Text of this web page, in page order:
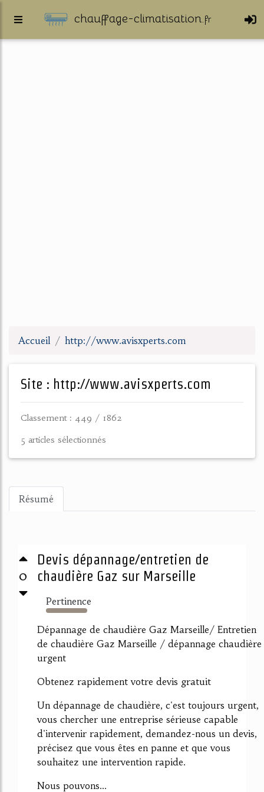
chauffage-climatisation.fr
Accueil http://www.avisxperts.com
Site : http://www.avisxperts.com
Classement : 449 / 1862
5 articles sélectionnés
Résumé
0
Devis dépannage/entretien de
chaudière Gaz sur Marseille
Pertinence
2578%
Dépannage de chaudière Gaz Marseille/ Entretien
de chaudière Gaz Marseille / dépannage chaudière
urgent
Obtenez rapidement votre devis gratuit
Un dépannage de chaudière, c'est toujours urgent,
vous chercher une entreprise sérieuse capable
d'intervenir rapidement, demandez-nous un devis,
précisez que vous êtes en panne et que vous
souhaitez une intervention rapide.
Nous pouvons...